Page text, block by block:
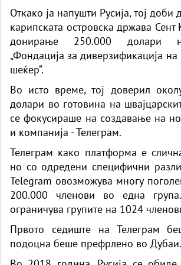
Откако ја напушти Русија, тој доби
карипската островска држава
донирање 250.000 долари
„Фондација за диверзификација на
шеќер“.
Во исто време, тој доверил
долари во готовина на
се фокусираше на создавање на
и компанија - Телеграм.
Телеграм како платформа е
но со одредени специфични
Telegram овозможува многу
200.000 членови во една
ограничува групите на 1024
Првото седиште на Телеграм
подоцна беше префрлено во Дубаи.